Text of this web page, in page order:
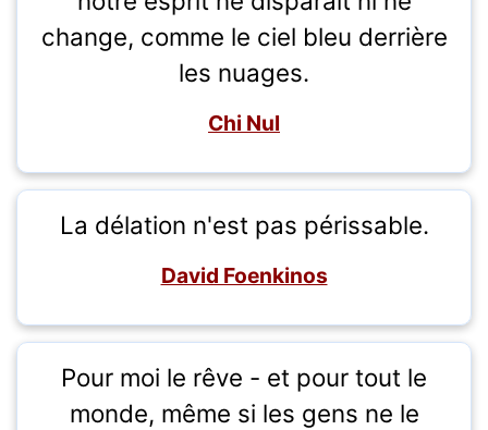
change, comme le ciel bleu derrière
les nuages.
Chi Nul
La délation n'est pas périssable.
David Foenkinos
Pour moi le rêve - et pour tout le
monde, même si les gens ne le